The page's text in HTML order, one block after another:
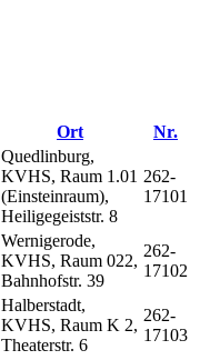
Ort Nr.
Quedlinburg,
KVHS, Raum 1.01
(Einsteinraum),
Heiligegeiststr. 8
262-
17101
Wernigerode,
KVHS, Raum 022,
Bahnhofstr. 39
262-
17102
Halberstadt,
KVHS, Raum K 2,
Theaterstr. 6
262-
17103